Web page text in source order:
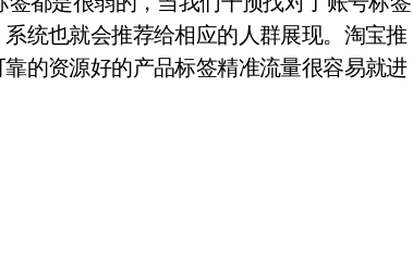
统也就会推荐给相应的人群展现。淘宝推
的资源好的产品标签精准流量很容易就进